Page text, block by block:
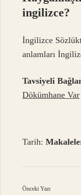
ingilizce?
İngilizce
anlamları
Tavsiyeli
Dökümhane Var
Tarih:
Önceki Yazı